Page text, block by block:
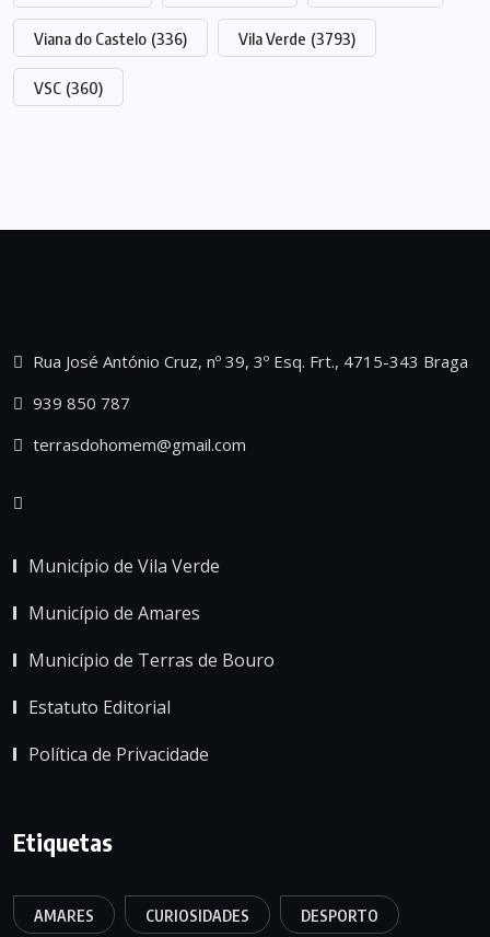
Viana do Castelo (336) Vila Verde (3793)
VSC (360)
Rua José António Cruz, nº 39, 3º Esq. Frt., 4715-343 Braga
939 850 787
terrasdohomem@gmail.com
Município de Vila Verde
Município de Amares
Município de Terras de Bouro
Estatuto Editorial
Política de Privacidade
Etiquetas
AMARES CURIOSIDADES DESPORTO